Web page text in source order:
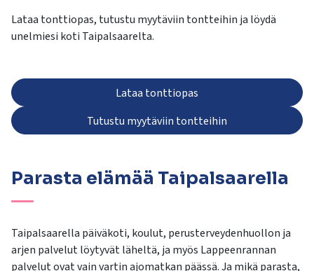
Lataa tonttiopas, tutustu myytäviin tontteihin ja löydä
unelmiesi koti Taipalsaarelta.
Lataa tonttiopas
Tutustu myytäviin tontteihin
Parasta elämää Taipalsaarella
Taipalsaarella päiväkoti, koulut, perusterveydenhuollon ja
arjen palvelut löytyvät läheltä, ja myös Lappeenrannan
palvelut ovat vain vartin ajomatkan päässä. Ja mikä parasta,